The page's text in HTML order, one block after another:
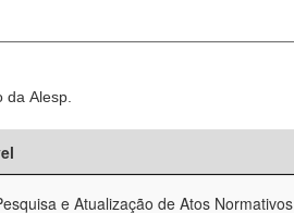
Alesp.
e Atualização de Atos Normativos